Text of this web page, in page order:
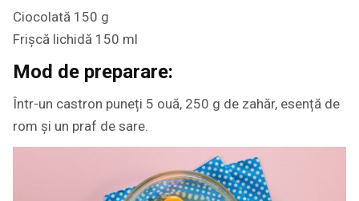
Ciocolată 150 g
Frișcă lichidă 150 ml
Mod de preparare:
Într-un castron puneți 5 ouă, 250 g de zahăr, esență de
rom și un praf de sare.